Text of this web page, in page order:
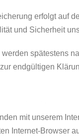
erfolgt auf
und Sicherheit
werden spätestens
endgültigen
mit unserem
Internet-Browser